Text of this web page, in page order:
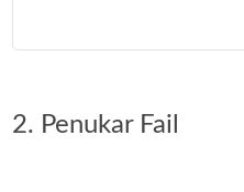
2. Penukar Fail